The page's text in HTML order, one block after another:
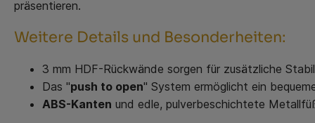
präsentieren.
Weitere Details und Besonderheiten:
3 mm HDF-Rückwände sorgen für zusätzliche
Das "push to open" System ermöglicht ein
ABS-Kanten und edle, pulverbeschichtete